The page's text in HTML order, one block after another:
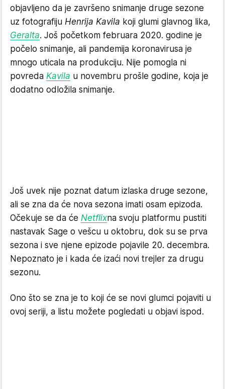
objavljeno da je završeno snimanje druge sezone
uz fotografiju Henrija Kavila koji glumi glavnog lika,
Geralta. Još početkom februara 2020. godine je
počelo snimanje, ali pandemija koronavirusa je
mnogo uticala na produkciju. Nije pomogla ni
povreda Kavila u novembru prošle godine, koja je
dodatno odložila snimanje.
Još uvek nije poznat datum izlaska druge sezone,
ali se zna da će nova sezona imati osam epizoda.
Očekuje se da će Netflixna svoju platformu pustiti
nastavak Sage o vešcu u oktobru, dok su se prva
sezona i sve njene epizode pojavile 20. decembra.
Nepoznato je i kada će izaći novi trejler za drugu
sezonu.
Ono što se zna je to koji će se novi glumci pojaviti u
ovoj seriji, a listu možete pogledati u objavi ispod.